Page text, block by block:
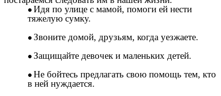
Идя по улице с мамой, помоги ей нести
тяжелую сумку.
Звоните домой, друзьям, когда уезжаете.
Защищайте девочек и маленьких детей.
Не бойтесь предлагать свою помощь тем, кто
в ней нуждается.